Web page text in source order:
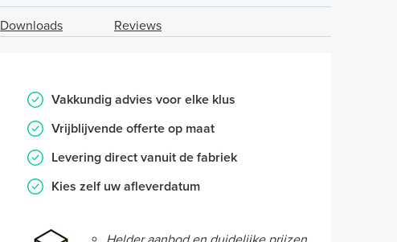
Downloads Reviews
Vakkundig advies voor elke klus
Vrijblijvende offerte op maat
Levering direct vanuit de fabriek
Kies zelf uw afleverdatum